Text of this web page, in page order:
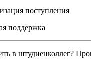
поступления
поддержка
в штудиенколлег?